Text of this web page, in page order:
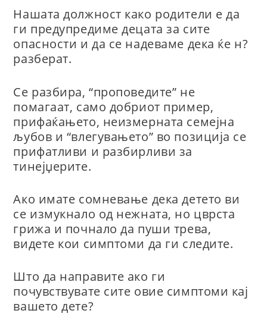
Нашата должност како родители е да
ги предупредиме децата за сите
опасности и да се надеваме дека ќе н?
разберат.
Се разбира, “проповедите” не
помагаат, само добриот пример,
прифаќањето, неизмерната семејна
љубов и “влегувањето” во позиција се
прифатливи и разбирливи за
тинејџерите.
Ако имате сомневање дека детето ви
се измукнало од нежната, но цврста
грижа и почнало да пуши трева,
видете кои симптоми да ги следите.
Што да направите ако ги
почувствувате сите овие симптоми кај
вашето дете?